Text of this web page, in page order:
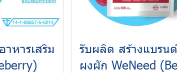
หารเสริม
รับผลิต สร้างแบรน
ผงผัก WeNeed